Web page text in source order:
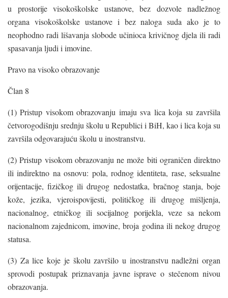
u prostorije visokoškolske ustanove, bez dozvole nadležnog
organa visokoškolske ustanove i bez naloga suda ako je to
neophodno radi lišavanja slobode učinioca krivičnog djela ili radi
spasavanja ljudi i imovine.
Pravo na visoko obrazovanje
Član 8
(1) Pristup visokom obrazovanju imaju sva lica koja su završila
četvorogodišnju srednju školu u Republici i BiH, kao i lica koja su
završila odgovarajuću školu u inostranstvu.
(2) Pristup visokom obrazovanju ne može biti ograničen direktno
ili indirektno na osnovu: pola, rodnog identiteta, rase, seksualne
orijentacije, fizičkog ili drugog nedostatka, bračnog stanja, boje
kože, jezika, vjeroispovijesti, političkog ili drugog mišljenja,
nacionalnog, etničkog ili socijalnog porijekla, veze sa nekom
nacionalnom zajednicom, imovine, broja godina ili nekog drugog
statusa.
(3) Za lice koje je školu završilo u inostranstvu nadležni organ
sprovodi postupak priznavanja javne isprave o stečenom nivou
obrazovanja.